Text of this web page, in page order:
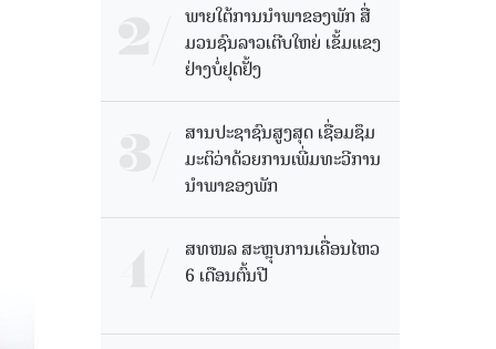
ພາຍໃຕ້ການນໍາພາຂອງພັກ ສື່
ມວນຊົນລາວເຕີບໃຫຍ່ ເຂັ້ມແຂງ
ຢ່າງບໍ່ຢຸດຢັ້ງ
ສານປະຊາຊົນສູງສຸດ ເຊື່ອມຊຶມ
ມະຕິວ່າດ້ວຍການເພີ່ມທະວີການ
ນຳພາຂອງພັກ
ສທໜລ ສະຫຼຸບການເຄື່ອນໄຫວ
6 ເດືອນຕົ້ນປີ